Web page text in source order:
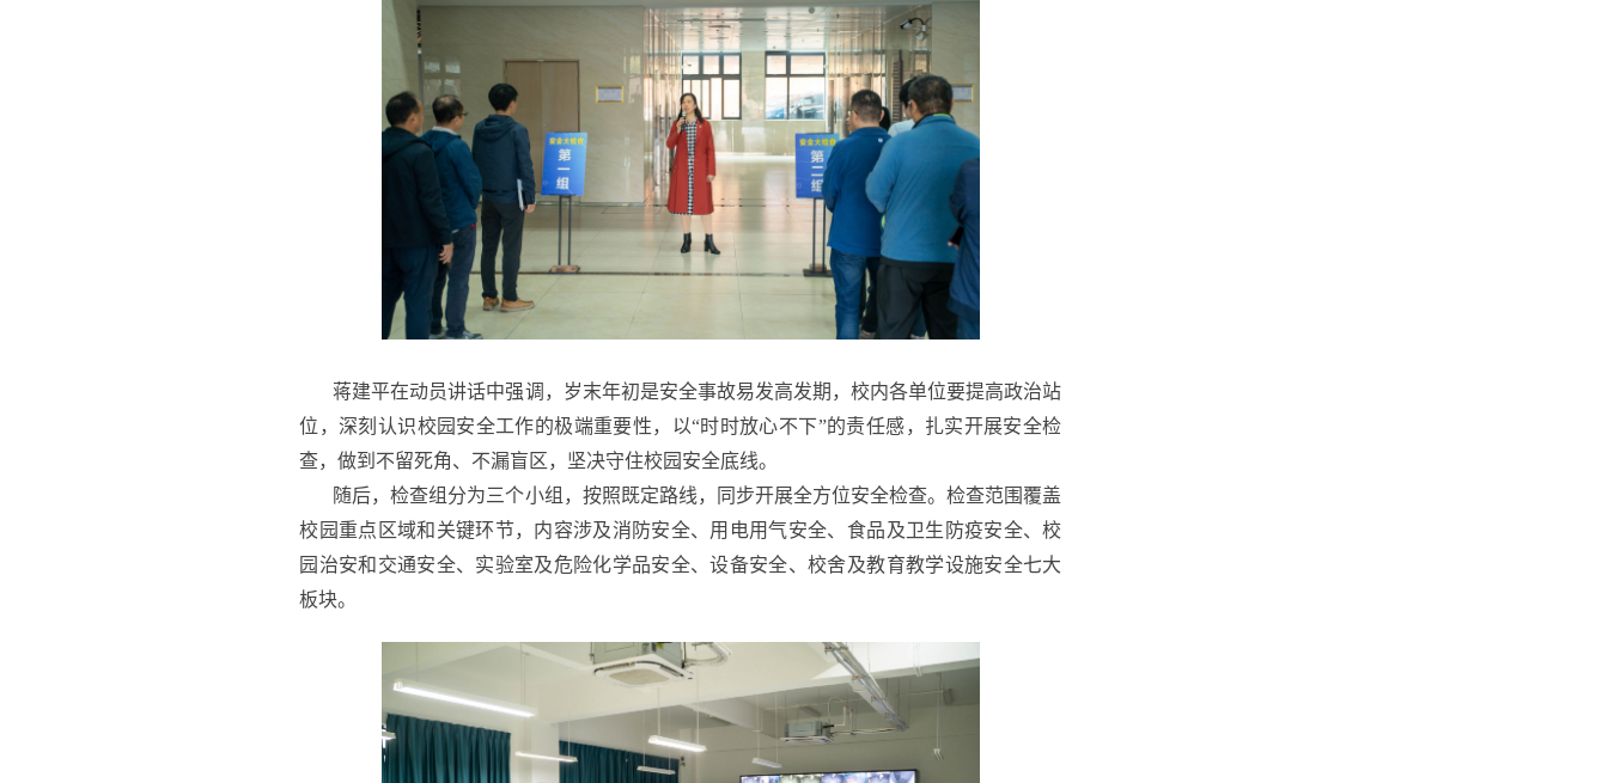
蒋建平在动员讲话中强调，岁末年初是安全事故易发高发期，校内各单位要提高政治站
位，深刻认识校园安全工作的极端重要性，以“时时放心不下”的责任感，扎实开展安全检
查，做到不留死角、不漏盲区，坚决守住校园安全底线。
随后，检查组分为三个小组，按照既定路线，同步开展全方位安全检查。检查范围覆盖
校园重点区域和关键环节，内容涉及消防安全、用电用气安全、食品及卫生防疫安全、校
园治安和交通安全、实验室及危险化学品安全、设备安全、校舍及教育教学设施安全七大
板块。